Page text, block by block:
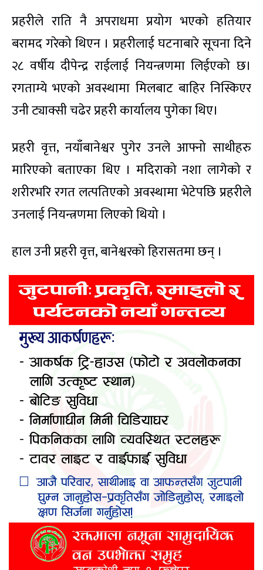
प्रहरीले राति नै अपराधमा प्रयोग भएको हतियार
बरामद गरेको थिएन । प्रहरीलाई घटनाबारे सूचना दिने
२८ वर्षीय दीपेन्द्र राईलाई नियन्त्रणमा लिईएको छ।
रगताम्ये भएको अवस्थामा मिलबाट बाहिर निस्किएर
उनी ट्याक्सी चढेर प्रहरी कार्यालय पुगेका थिए।
प्रहरी वृत्त, नयाँबानेश्वर पुगेर उनले आफ्नो साथीहरु
मारिएको बताएका थिए । मदिराको नशा लागेको र
शरीरभरि रगत लत्पतिएको अवस्थामा भेटेपछि प्रहरीले
उनलाई नियन्त्रणमा लिएको थियो ।
हाल उनी प्रहरी वृत्त, बानेश्वरको हिरासतमा छन् ।